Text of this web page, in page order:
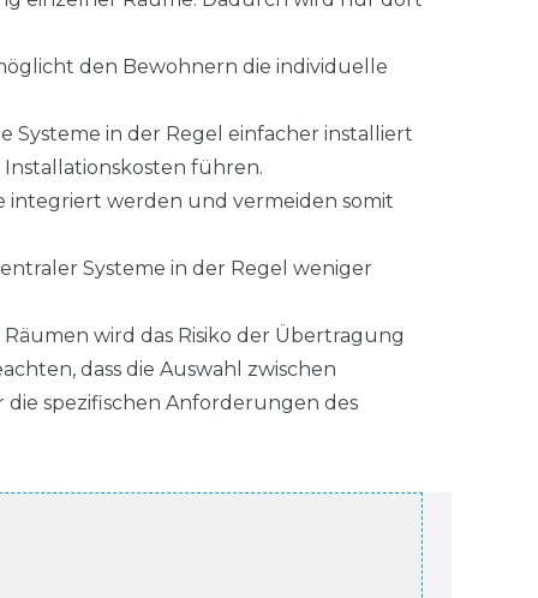
den Bewohnern die individuelle
in der Regel einfacher installiert
führen.
werden und vermeiden somit
Systeme in der Regel weniger
wird das Risiko der Übertragung
dass die Auswahl zwischen
spezifischen Anforderungen des